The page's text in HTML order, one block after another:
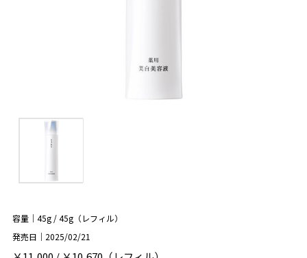
容量｜45g / 45g（レフィル）
発売日｜2025/02/21